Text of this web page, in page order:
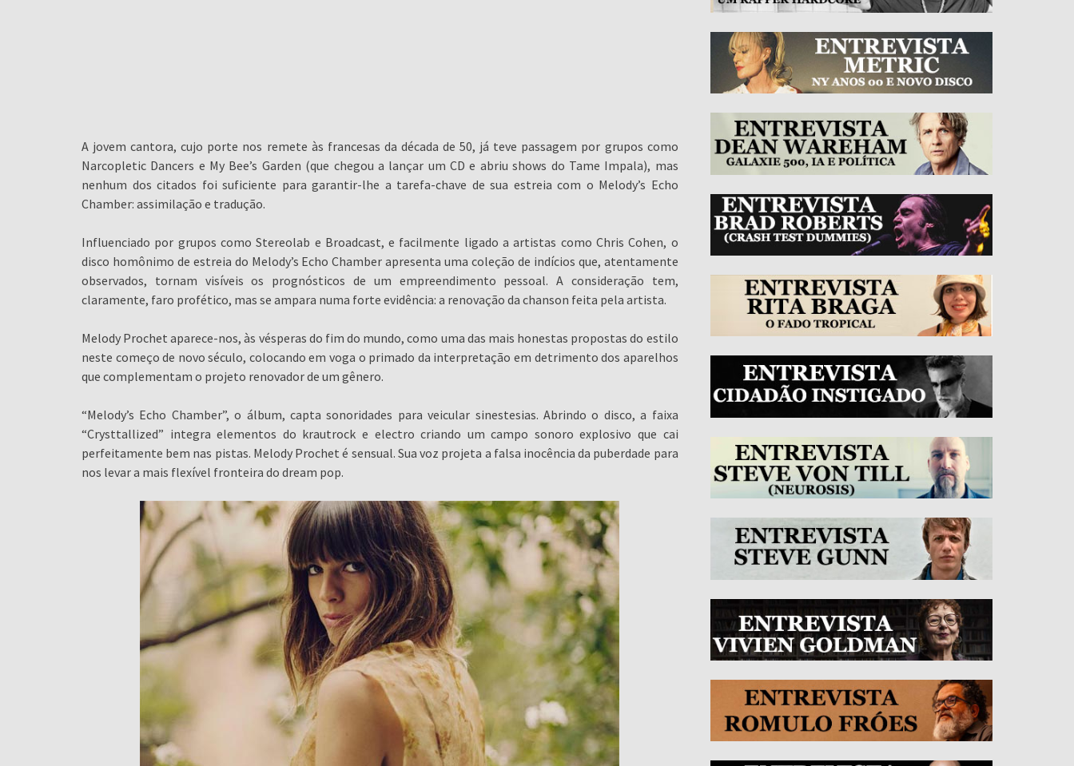
A jovem cantora, cujo porte nos remete às francesas da década de 50, já teve passagem por grupos como
Narcopletic Dancers e My Bee’s Garden (que chegou a lançar um CD e abriu shows do Tame Impala), mas
nenhum dos citados foi suficiente para garantir-lhe a tarefa-chave de sua estreia com o Melody’s Echo
Chamber: assimilação e tradução.
Influenciado por grupos como Stereolab e Broadcast, e facilmente ligado a artistas como Chris Cohen, o
disco homônimo de estreia do Melody’s Echo Chamber apresenta uma coleção de indícios que, atentamente
observados, tornam visíveis os prognósticos de um empreendimento pessoal. A consideração tem,
claramente, faro profético, mas se ampara numa forte evidência: a renovação da chanson feita pela artista.
Melody Prochet aparece-nos, às vésperas do fim do mundo, como uma das mais honestas propostas do estilo
neste começo de novo século, colocando em voga o primado da interpretação em detrimento dos aparelhos
que complementam o projeto renovador de um gênero.
“Melody’s Echo Chamber”, o álbum, capta sonoridades para veicular sinestesias. Abrindo o disco, a faixa
“Crysttallized” integra elementos do krautrock e electro criando um campo sonoro explosivo que cai
perfeitamente bem nas pistas. Melody Prochet é sensual. Sua voz projeta a falsa inocência da puberdade para
nos levar a mais flexível fronteira do dream pop.